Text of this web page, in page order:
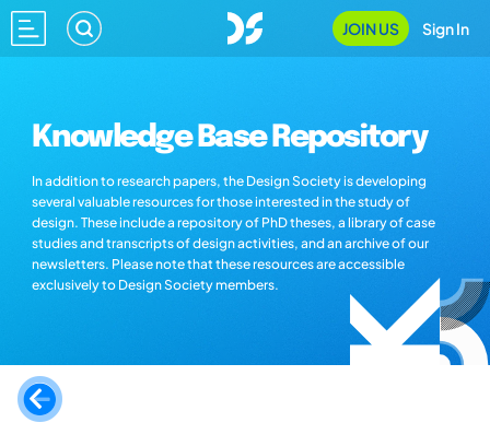
JOIN US Sign In
Knowledge Base Repository
In addition to research papers, the Design Society is developing
several valuable resources for those interested in the study of
design. These include a repository of PhD theses, a library of case
studies and transcripts of design activities, and an archive of our
newsletters. Please note that these resources are accessible
exclusively to Design Society members.